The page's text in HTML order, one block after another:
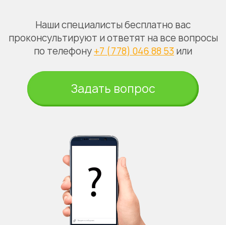
Наши специалисты бесплатно вас
проконсультируют и ответят на все вопросы
по телефону +7 (778) 046 88 53 или
Задать вопрос